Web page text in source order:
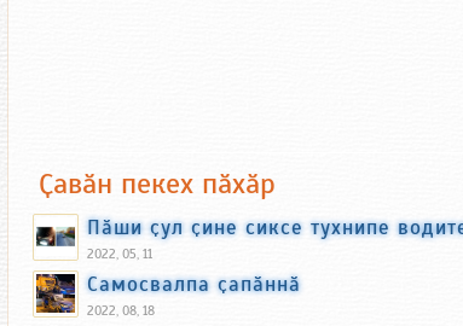
Ҫавӑн пекех пӑхӑр
Пӑши ҫул ҫине сиксе тухнипе
2022, 05, 11
Самосвалпа ҫапӑннӑ
2022, 08, 18